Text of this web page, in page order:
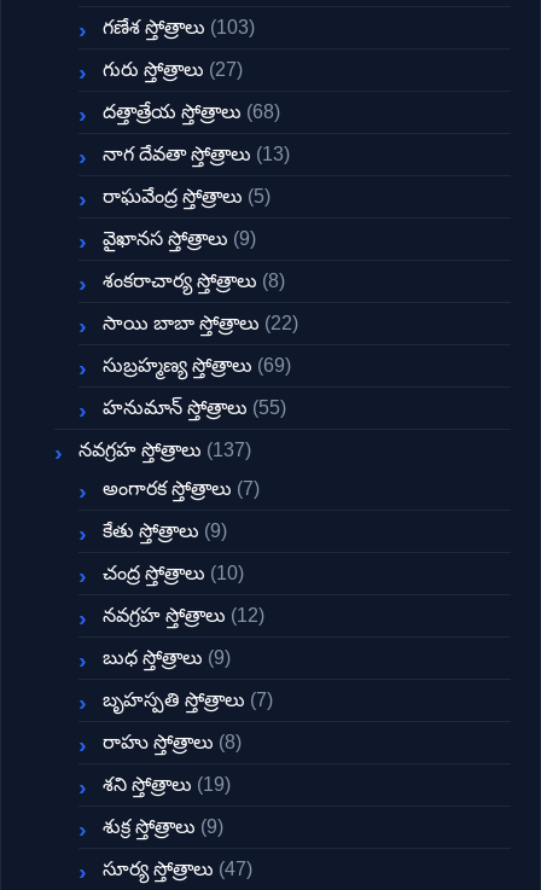
గణేశ స్తోత్రాలు (103)
గురు స్తోత్రాలు (27)
దత్తాత్రేయ స్తోత్రాలు (68)
నాగ దేవతా స్తోత్రాలు (13)
రాఘవేంద్ర స్తోత్రాలు (5)
వైఖానస స్తోత్రాలు (9)
శంకరాచార్య స్తోత్రాలు (8)
సాయి బాబా స్తోత్రాలు (22)
సుబ్రహ్మణ్య స్తోత్రాలు (69)
హనుమాన్ స్తోత్రాలు (55)
నవగ్రహ స్తోత్రాలు (137)
అంగారక స్తోత్రాలు (7)
కేతు స్తోత్రాలు (9)
చంద్ర స్తోత్రాలు (10)
నవగ్రహ స్తోత్రాలు (12)
బుధ స్తోత్రాలు (9)
బృహస్పతి స్తోత్రాలు (7)
రాహు స్తోత్రాలు (8)
శని స్తోత్రాలు (19)
శుక్ర స్తోత్రాలు (9)
సూర్య స్తోత్రాలు (47)